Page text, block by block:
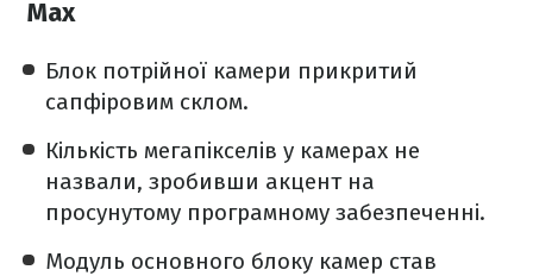
Max
Блок потрійної камери прикритий
сапфіровим склом.
Кількість мегапікселів у камерах не
назвали, зробивши акцент на
просунутому програмному забезпеченні.
Модуль основного блоку камер став